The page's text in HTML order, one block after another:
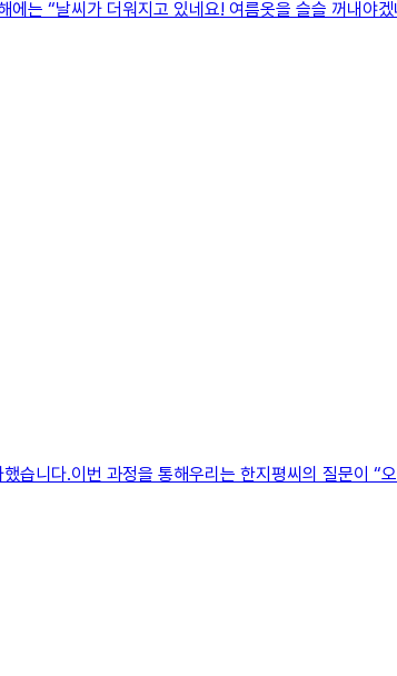
는 “날씨가 더워지고 있네요! 여름옷을 슬슬 꺼내야
습니다.이번 과정을 통해우리는 한지평씨의 질문이